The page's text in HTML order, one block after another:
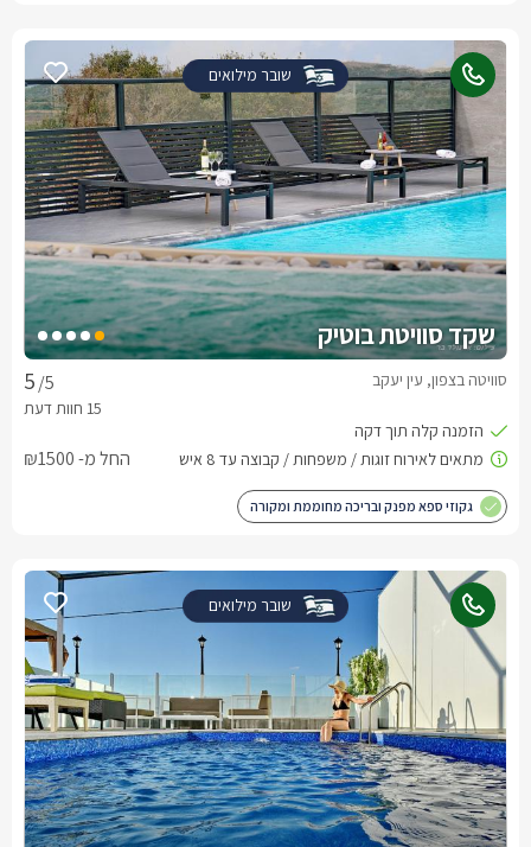
שובר מילואים
שקד סוויטת בוטיק
/5 סוויטה בצפון, עין יעקב
החל מ- ₪1500
גקוזי ספא מפנק ובריכה מחוממת ומקורה
שובר מילואים